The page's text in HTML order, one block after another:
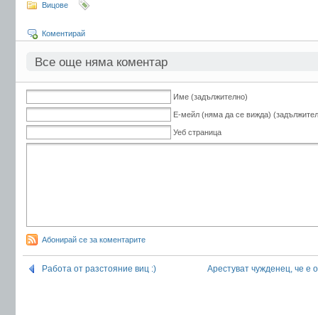
Вицове
Коментирай
Все още няма коментар
Име (задължително)
Е-мейл (няма да се вижда)
Уеб страница
Абонирай се за коментарите
Работа от разстояние виц :) Арестуват чужденец, че е